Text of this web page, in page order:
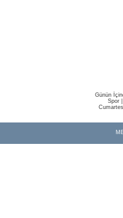
Günün
Spor